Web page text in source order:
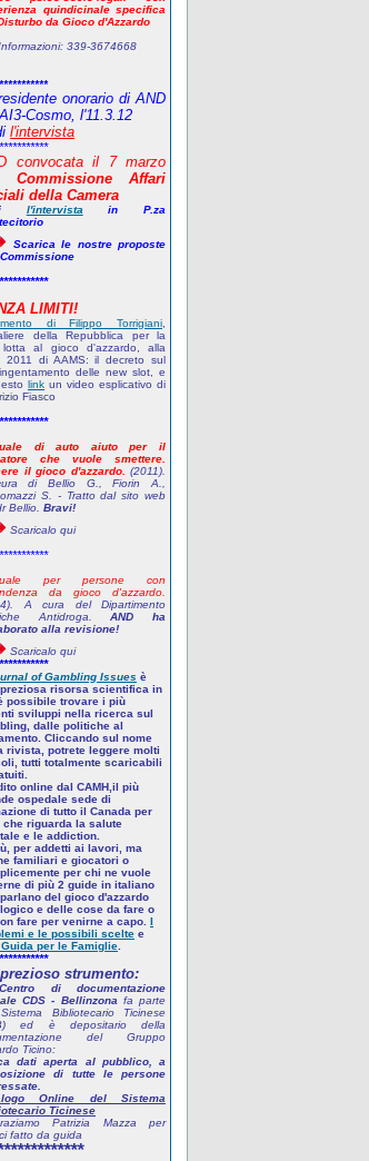
quindicinale specifica
da Gioco d'Azzardo
339-3674668
onorario di AND
Cosmo, l'11.3.12
l'intervista
convocata il 7 marzo
Commissione Affari
della Camera
l'intervista in P.za
Scarica le nostre proposte
LIMITI!
di Filippo Torrigiani
della Repubblica per la
al gioco d'azzardo, alla
2011 di AAMS: il decreto sul
delle new slot, e
link un video esplicativo di
Fiasco
di auto aiuto per il
che vuole smettere.
il gioco d'azzardo. (2011).
di Bellio G., Fiorin A.,
S. - Tratto dal sito web
Bellio. Bravi!
Scaricalo qui
per persone con
da gioco d'azzardo.
A cura del Dipartimento
Antidroga.AND ha
alla revisione!
Scaricalo qui
of Gambling Issues è
risorsa scientifica in
possibile trovare i più
sviluppi nella ricerca sul
dalle politiche al
Cliccando sul nome
rivista, potrete leggere molti
tutti totalmente scaricabili
online dal CAMH,il più
ospedale sede di
di tutto il Canada per
che riguarda la salute
e le addiction.
per addetti ai lavori, ma
familiari e giocatori o
per chi ne vuole
di più 2 guide in italiano
del gioco d'azzardo
e delle cose da fare o
fare per venirne a capo. I
e le possibili scelte e
Guida per le Famiglie
strumento:
di documentazione
CDS - Bellinzona fa parte
Bibliotecario Ticinese
ed è depositario della
del Gruppo
Ticino:
dati aperta al pubblico, a
di tutte le persone
Online del Sistema
Ticinese
Patrizia Mazza per
fatto da guida